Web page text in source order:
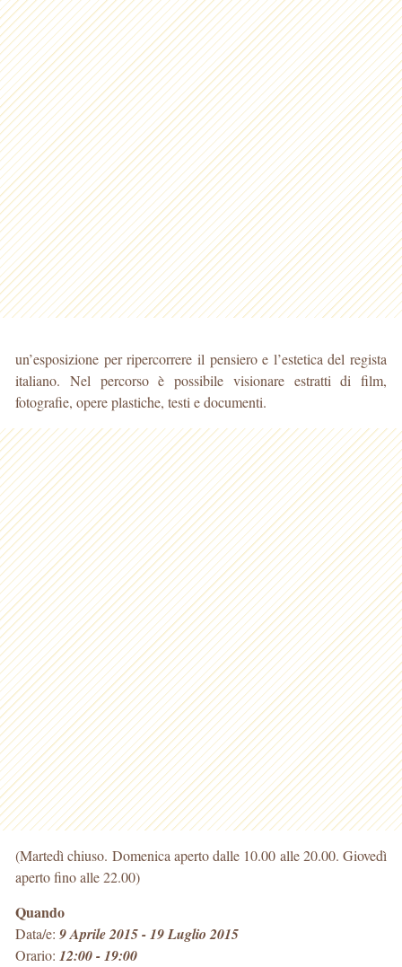
un’esposizione per ripercorrere il pensiero e l’estetica del regista
italiano. Nel percorso è possibile visionare estratti di film,
fotografie, opere plastiche, testi e documenti.
(Martedì chiuso. Domenica aperto dalle 10.00 alle 20.00. Giovedì
aperto fino alle 22.00)
Quando
Data/e: 9 Aprile 2015 - 19 Luglio 2015
Orario: 12:00 - 19:00